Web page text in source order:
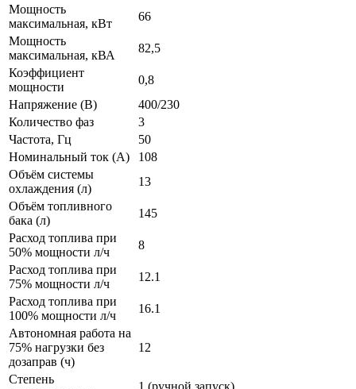
Мощность
максимальная, кВт
66
Мощность
максимальная, кВА
82,5
Коэффициент
мощности
0,8
Напряжение (В)
400/230
Количество фаз
3
Частота, Гц
50
Номинальный ток (А)
108
Объём системы
охлаждения (л)
13
Объём топливного
бака (л)
145
Расход топлива при
50% мощности л/ч
8
Расход топлива при
75% мощности л/ч
12.1
Расход топлива при
100% мощности л/ч
16.1
Автономная работа на
75% нагрузки без
дозаправ (ч)
12
Степень